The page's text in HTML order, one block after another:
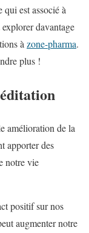
qui est associé à
davantage
àzone-pharma.
plus !
amélioration de la
apporter des
notre vie
positif sur nos
augmenter notre